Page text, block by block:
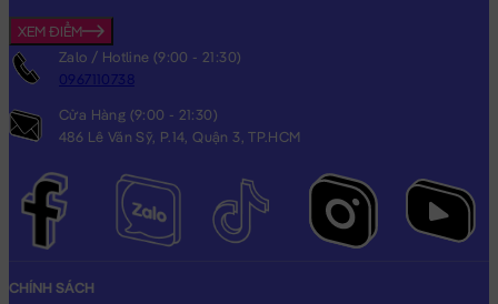
XEM ĐIỂM
Zalo / Hotline (9:00 - 21:30)
0967110738
Cửa Hàng (9:00 - 21:30)
486 Lê Văn Sỹ, P.14, Quận 3, TP.HCM
CHÍNH SÁCH